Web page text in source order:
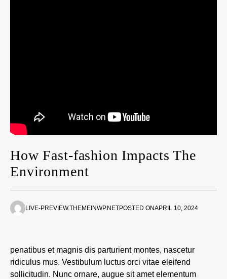
How Fast-fashion Impacts The
Environment
LIVE-PREVIEW.THEMEINWP.NETPOSTED ONAPRIL 10, 2024
penatibus et magnis dis parturient montes, nascetur
ridiculus mus. Vestibulum luctus orci vitae eleifend
sollicitudin. Nunc ornare, augue sit amet elementum